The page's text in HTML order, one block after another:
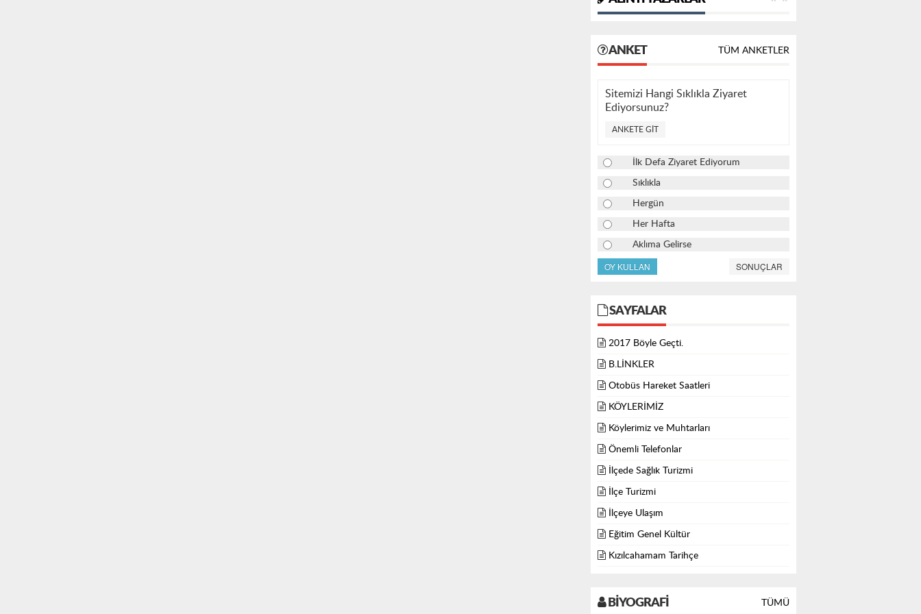
ANKET TÜM ANKETLER
Sitemizi Hangi Sıklıkla Ziyaret
Ediyorsunuz?
ANKETE GIT
İlk Defa Ziyaret Ediyorum
Sıklıkla
Hergün
Her Hafta
Aklıma Gelirse
OY KULLAN SONUÇLAR
SAYFALAR
2017 Böyle Geçti.
B.LİNKLER
Otobüs Hareket Saatleri
KÖYLERİMİZ
Köylerimiz ve Muhtarları
Önemli Telefonlar
İlçede Sağlık Turizmi
İlçe Turizmi
İlçeye Ulaşım
Eğitim Genel Kültür
Kızılcahamam Tarihçe
BIYOGRAFI TÜMÜ